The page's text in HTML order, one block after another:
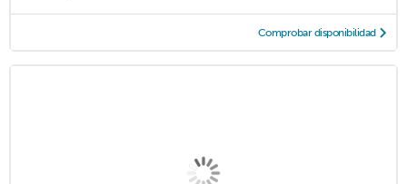
Comprobar disponibilidad